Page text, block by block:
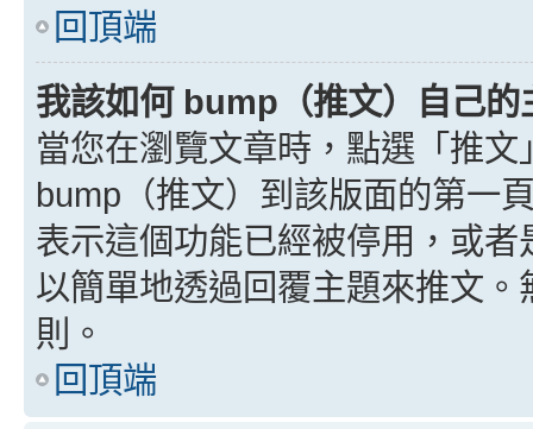
回頂端
我該如何 bump（推文）自己的
當您在瀏覽文章時，點選「推
bump（推文）到該版面的第一
表示這個功能已經被停用，或
以簡單地透過回覆主題來推文
則。
回頂端